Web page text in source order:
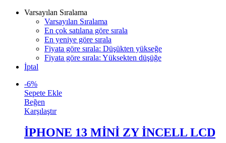
Varsayılan Sıralama
Varsayılan Sıralama
En çok satılana göre sırala
En yeniye göre sırala
Fiyata göre sırala: Düşükten yükseğe
Fiyata göre sırala: Yüksekten düşüğe
İptal
-6%
Sepete Ekle
Beğen
Karşılaştır
İPHONE 13 MİNİ ZY İNCELL LCD